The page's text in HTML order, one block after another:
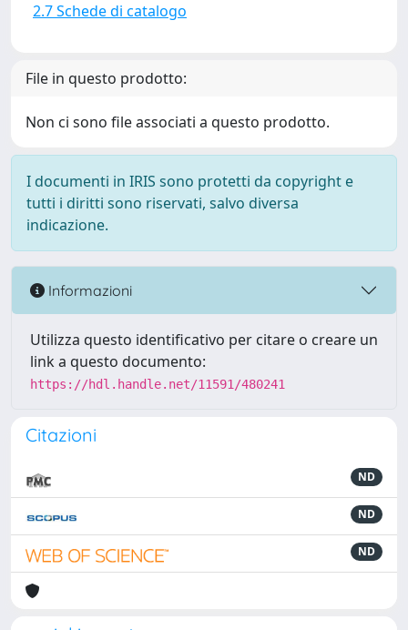
2.7 Schede di catalogo
File in questo prodotto:
Non ci sono file associati a questo prodotto.
I documenti in IRIS sono protetti da copyright e
tutti i diritti sono riservati, salvo diversa
indicazione.
Informazioni
Utilizza questo identificativo per citare o creare un
link a questo documento:
https://hdl.handle.net/11591/480241
Citazioni
ND
ND
ND